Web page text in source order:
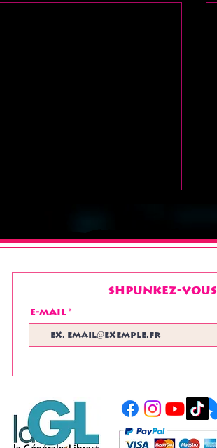
Très bel été à toutes
et à tous !
Shpunkez-
E-mail